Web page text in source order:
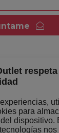
respeta
para
dispositivo.
nos